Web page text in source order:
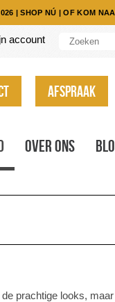
|SHOP NÚ |OF KOM
account
Afspraak
Over ons
prachtige looks,